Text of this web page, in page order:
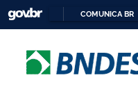
COMUNICA BR